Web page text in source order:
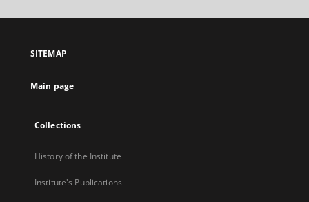
SITEMAP
Main page
Collections
History of the Institute
Institute's Publications